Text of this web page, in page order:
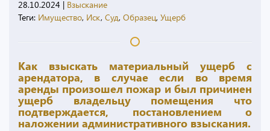
28.10.2024 | Взыскание
Теги: Имущество, Иск, Суд, Образец, Ущерб
Как взыскать материальный ущерб с
арендатора, в случае если во время
аренды произошел пожар и был причинен
ущерб владельцу помещения что
подтверждается, постановлением о
наложении административного взыскания.